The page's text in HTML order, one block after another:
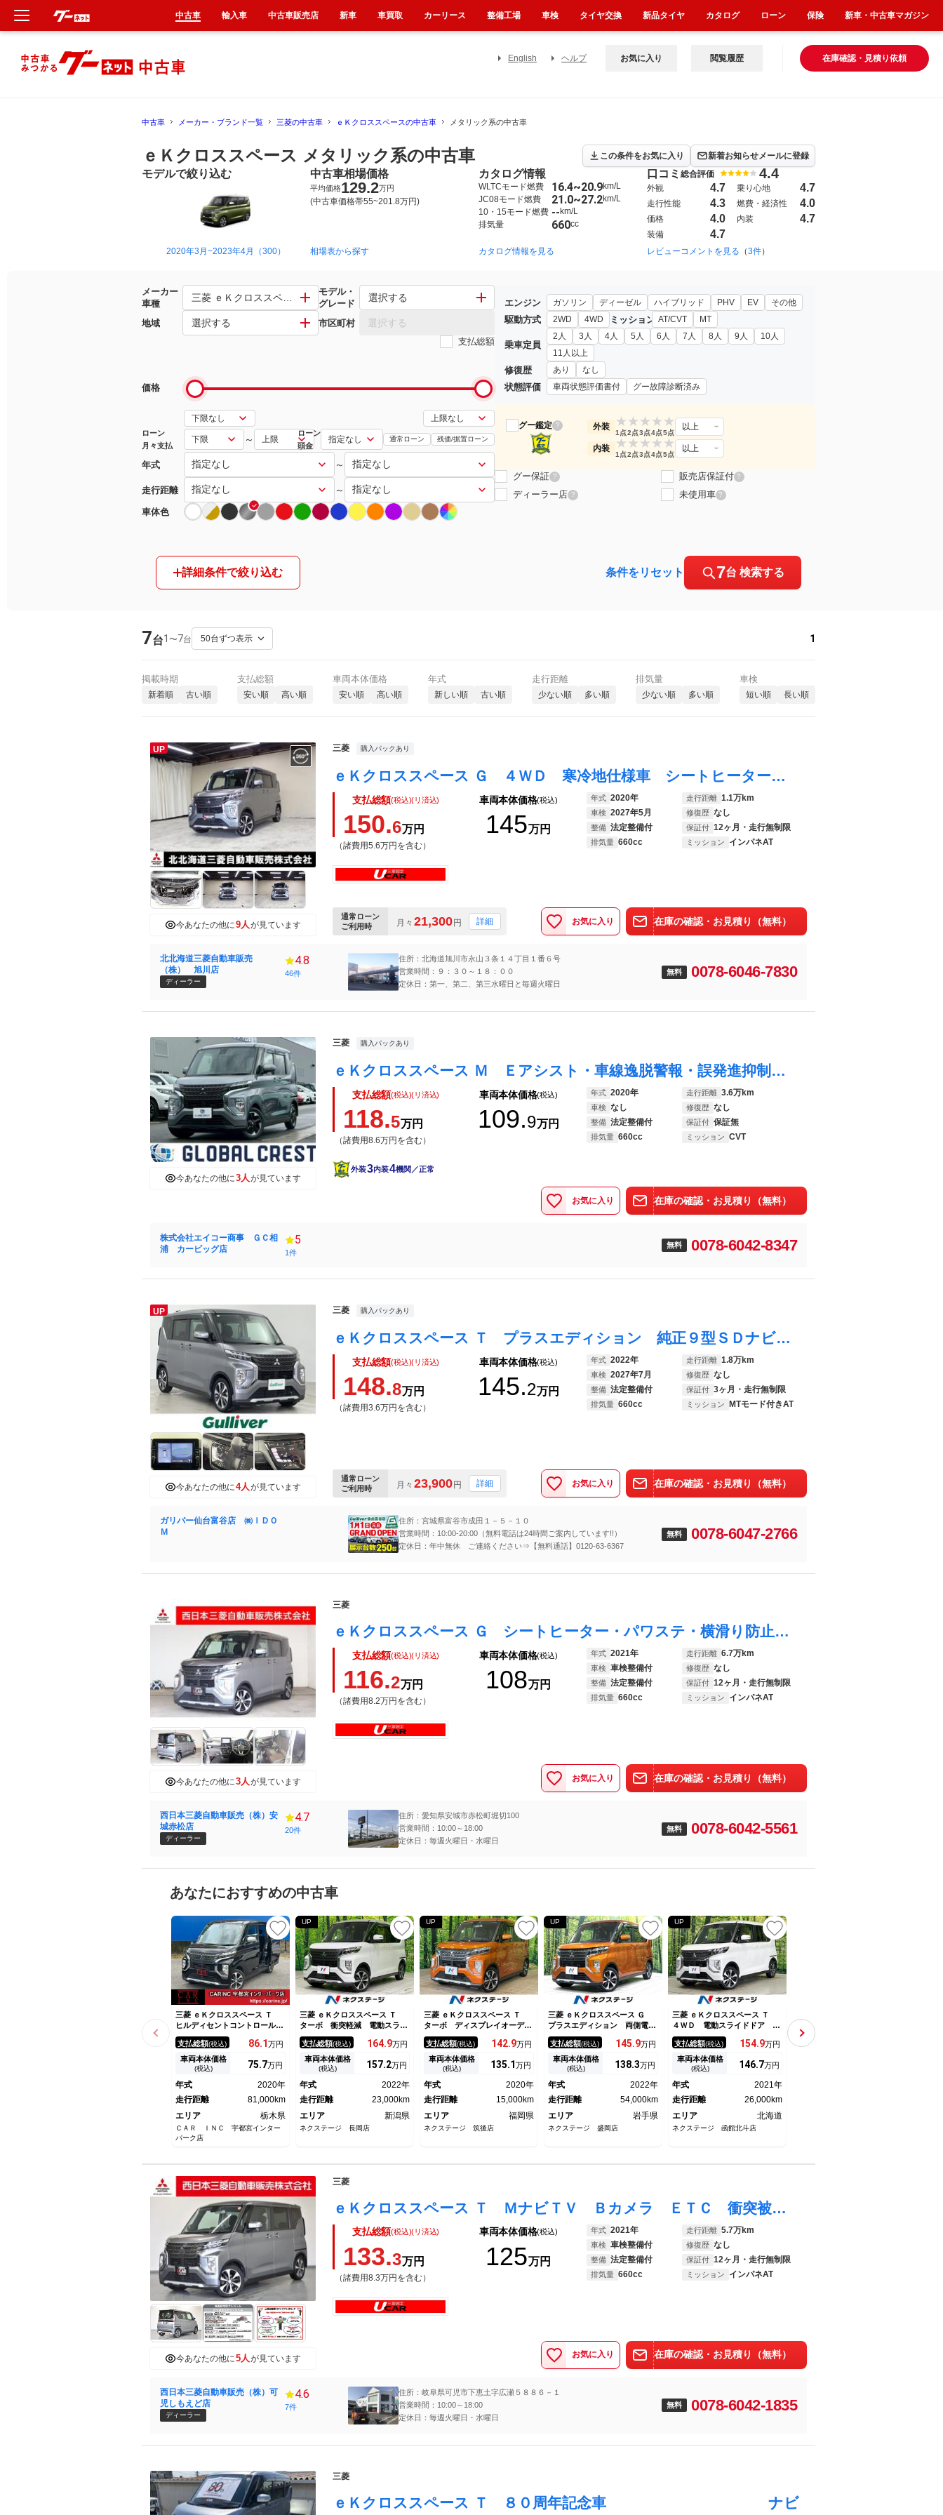
English ヘルプ 在庫確認・見積り依頼
お気に入り 閲覧履歴
中古車 メーカー・ブランド一覧 三菱の中古車 ｅＫクロススペースの中古車 メタリック系の中古車
ｅＫクロススペース メタリック系の中古車 この条件をお気に入り 新着お知らせメールに登録
モデルで絞り込む
2020年3月~2023年4月（300）
中古車相場価格
平均価格129.2万円
(中古車価格帯55~201.8万円)
相場表から探す
カタログ情報
WLTCモード燃費 16.4~20.9km/L
JC08モード燃費
21.0~27.2km/L
10・15モード燃費 -- km/L
排気量
660cc
カタログ情報を見る
口コミ 総合評価 4.4
外観 4.7 乗り心地 4.7
走行性能 4.3 燃費・経済性 4.0
価格 4.0 内装 4.7
装備 4.7
レビューコメントを見る （3件）
メーカー
車種
三菱 ｅＫクロススペース
モデル・
グレード
選択する
地域 選択する 市区町村 選択する
支払総額
価格
ローン
月々支払
～
ローン
頭金
通常ローン 残価/据置ローン
年式 ～
走行距離 ～
車体色
エンジン ガソリン ディーゼル ハイブリッド PHV EV その他
駆動方式 2WD 4WD ミッション AT/CVT MT
乗車定員
2人 3人 4人 5人 6人 7人 8人 9人
10人
11人以上
修復歴 あり なし
状態評価 車両状態評価書付 グー故障診断済み
グー鑑定 ? 外装 ★
1点
★
2点
★
3点
★
4点
★
5点
以上
内装 ★
1点
★
2点
★
3点
★
4点
★
5点
以上
グー保証 ? 販売店保証付 ?
ディーラー店 ? 未使用車 ?
詳細条件で絞り込む 条件をリセット 7台 検索する
7台1 〜7台 1
掲載時期
新着順 古い順
支払総額
安い順 高い順
車両本体価格
安い順 高い順
年式
新しい順 古い順
走行距離
少ない順 多い順
排気量
少ない順 多い順
車検
短い順 長い順
UP
今あなたの他に9人が見ています
三菱 購入パックあり
ｅＫクロススペース Ｇ ４ＷＤ 寒冷地仕様車 シートヒーター ドライブレコーダー 衝突被害軽減ブレーキ 認定中古車保障付き
支払総額(税込)(リ済込)
150.6万円
（諸費用5.6万円を含む）
車両本体価格(税込)
145万円
年式 2020年 走行距離 1.1万km
車検 2027年5月 修復歴 なし
整備 法定整備付 保証付 12ヶ月・走行無制限
排気量 660cc ミッション インパネAT
通常ローン
ご利用時
月々 21,300円 詳細 お気に入り 在庫の確認・お見積り（無料）
北北海道三菱自動車販売
（株） 旭川店
ディーラー
4.8
46件
住所：北海道旭川市永山３条１４丁目１番６号
営業時間：９：３０～１８：００
定休日：第一、第二、第三水曜日と毎週火曜日
無料 0078-6046-7830
今あなたの他に3人が見ています
三菱 購入パックあり
ｅＫクロススペース Ｍ Ｅアシスト・車線逸脱警報・誤発進抑制・ふらつき警報・標識認識・前席シートヒーター・Ａリトラミラー・Ａストップ
支払総額(税込)(リ済込)
118.5万円
（諸費用8.6万円を含む）
車両本体価格(税込)
109.9万円
年式 2020年 走行距離 3.6万km
車検 なし 修復歴 なし
整備 法定整備付 保証付 保証無
排気量 660cc ミッション CVT
外装3内装4機関／正常
お気に入り 在庫の確認・お見積り（無料）
株式会社エイコー商事 ＧＣ相
浦 カービッグ店
5
1件
無料 0078-6042-8347
UP
今あなたの他に4人が見ています
三菱 購入パックあり
ｅＫクロススペース Ｔ プラスエディション 純正９型ＳＤナビ／地デジ／Ｂｌｕｅｔｏｏｔｈ／ＤＶＤ再生／ＵＳＢ／全方位モニター／バックカメラ／両側電動スライドドア／シートヒーター／ドライブレコーダー／ビルトインＥＴＣ／コーナーセンサー／禁煙車
支払総額(税込)(リ済込)
148.8万円
（諸費用3.6万円を含む）
車両本体価格(税込)
145.2万円
年式 2022年 走行距離 1.8万km
車検 2027年7月 修復歴 なし
整備 法定整備付 保証付 3ヶ月・走行無制限
排気量 660cc ミッション MTモード付きAT
通常ローン
ご利用時
月々 23,900円 詳細 お気に入り 在庫の確認・お見積り（無料）
ガリバー仙台富谷店 ㈱ＩＤＯ
Ｍ
住所：宮城県富谷市成田１－５－１０
営業時間：10:00-20:00（無料電話は24時間ご案内しています!!）
定休日：年中無休 ご連絡ください⇒【無料通話】0120-63-6367
無料 0078-6047-2766
今あなたの他に3人が見ています
三菱
ｅＫクロススペース Ｇ シートヒーター・パワステ・横滑り防止装置 踏み間違い防止 ナビＴＶ フルセグＴＶ 前席シートヒーター ＬＥＤヘッド エアコン アルミホイール パワーステアリング スマートキー 横滑り防止装置 記録簿
支払総額(税込)(リ済込)
116.2万円
（諸費用8.2万円を含む）
車両本体価格(税込)
108万円
年式 2021年 走行距離 6.7万km
車検 車検整備付 修復歴 なし
整備 法定整備付 保証付 12ヶ月・走行無制限
排気量 660cc ミッション インパネAT
お気に入り 在庫の確認・お見積り（無料）
西日本三菱自動車販売（株）安
城赤松店
ディーラー
4.7
20件
住所：愛知県安城市赤松町堀切100
営業時間：10:00～18:00
定休日：毎週火曜日・水曜日
無料 0078-6042-5561
あなたにおすすめの中古車
三菱 ｅＫクロススペース Ｔ
ヒルディセントコントロール
社外ナビ Ｂｌｕｅｔｏｏｔｈ
オーディオ フルセグＴＶ パ
ドルシフト 電動スライドド
ア シートヒーター ＬＥＤヘ
ーキ レーンアシスト
支払総額(税込) 86.1万円
車両本体価格
(税込) 75.7万円
年式
2020年
走行距離
81,000km
エリア
栃木県
ＣＡＲ ＩＮＣ 宇都宮インター
パーク店
UP
三菱 ｅＫクロススペース Ｔ
ターボ 衝突軽減 電動スライ
ド ナビ シートヒーター バ
ックカメラ 禁煙車 ドラレ
コ ＬＥＤヘッド Ｂｌｕｅｔ
ｏｏｔｈ接続 ＥＴＣ オート
ドリングストップ
支払総額(税込) 164.9万円
車両本体価格
(税込) 157.2万円
年式
2022年
走行距離
23,000km
エリア
新潟県
ネクステージ 長岡店
UP
三菱 ｅＫクロススペース Ｔ
ターボ ディスプレイオーディ
オ バックカメラ 電動スライ
ドドア ｅ－Ａｓｓｉｓｔ マ
イパイロット 禁煙車 防水シ
ート クリアランスソナー ス
ＴＣ オートマチックハイビー
ム
支払総額(税込) 142.9万円
車両本体価格
(税込) 135.1万円
年式
2020年
走行距離
15,000km
エリア
福岡県
ネクステージ 筑後店
UP
三菱 ｅＫクロススペース Ｇ
プラスエディション 両側電動
スライドドア パナソニック製
ＳＤナビ 全周囲カメラ 衝突
被害軽減システム 禁煙車 ド
ラレコ コーナーセンサー ス
ＴＣ 純正１５インチＡＷ 車
線逸脱警報 オートライト
支払総額(税込) 145.9万円
車両本体価格
(税込) 138.3万円
年式
2022年
走行距離
54,000km
エリア
岩手県
ネクステージ 盛岡店
UP
三菱 ｅＫクロススペース Ｔ
４ＷＤ 電動スライドドア 純
正ＳＤナビ 三菱ｅ－Ａｓｓｉ
ｓｔ 禁煙車 コーナーセンサ
ー スマートキー ＬＥＤヘッ
ド 純正１５インチアルミ オ
報 オートライト オートエア
コン
支払総額(税込) 154.9万円
車両本体価格
(税込) 146.7万円
年式
2021年
走行距離
26,000km
エリア
北海道
ネクステージ 函館北斗店
シートヒーター・パワステ・横
滑り防止装置 踏み間違い防
止 ナビＴＶ フルセグＴＶ
支払総額
今あなたの他に5人 が見ています
三菱
ｅＫクロススペース Ｔ ＭナビＴＶ Ｂカメラ ＥＴＣ 衝突被害軽減ブレーキ 踏み間違い防止 前後ソナー フルセグテレビ ＥＴＣ ＬＥＤ シートヒーター インテリキー ターボ バックモニター アイドリングストップ メモリーナビ
支払総額(税込)(リ済込)
133.3万円
（諸費用8.3万円を含む）
車両本体価格(税込)
125万円
年式 2021年 走行距離 5.7万km
車検 車検整備付 修復歴 なし
整備 法定整備付 保証付 12ヶ月・走行無制限
排気量 660cc ミッション インパネAT
お気に入り 在庫の確認・お見積り（無料）
西日本三菱自動車販売（株）可
児しもえど店
ディーラー
4.6
7件
住所：岐阜県可児市下恵土字広瀬５８８６－１
営業時間：10:00～18:00
定休日：毎週火曜日・水曜日
無料 0078-6042-1835
三菱
ｅＫクロススペース Ｔ ８０周年記念車 ナビ
中古車 輸入車 中古車販売店 新車 車買取 カーリース 整備工場 車検 タイヤ交換 新品タイヤ カタログ ローン 保険 新車・中古車マガジン
新車